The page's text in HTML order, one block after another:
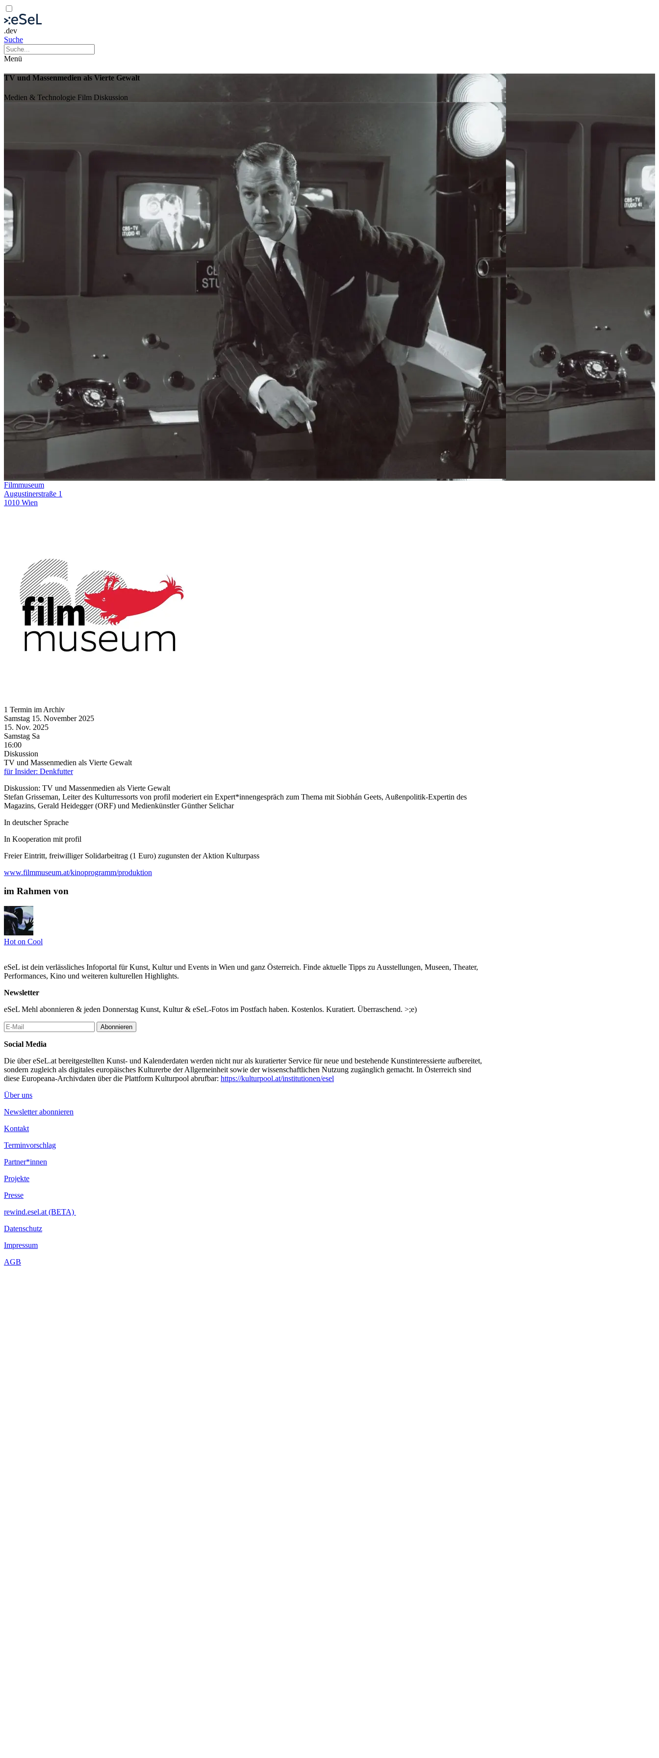
.dev
Suche
Menü
TV und Massenmedien als Vierte Gewalt
Medien & Technologie Film Diskussion
Filmmuseum
Augustinerstraße 1
1010 Wien
1 Termin im Archiv
Samstag 15. November 2025
15. Nov. 2025
Samstag Sa
16:00
Diskussion
TV und Massenmedien als Vierte Gewalt
für Insider: Denkfutter
Diskussion: TV und Massenmedien als Vierte Gewalt
Stefan Grisseman, Leiter des Kulturressorts von profil moderiert ein Expert*innengespräch zum Thema mit Siobhán Geets, Außenpolitik-Expertin des
Magazins, Gerald Heidegger (ORF) und Medienkünstler Günther Selichar
In deutscher Sprache
In Kooperation mit profil
Freier Eintritt, freiwilliger Solidarbeitrag (1 Euro) zugunsten der Aktion Kulturpass
www.filmmuseum.at/kinoprogramm/produktion
im Rahmen von
Hot on Cool
eSeL ist dein verlässliches Infoportal für Kunst, Kultur und Events in Wien und ganz Österreich. Finde aktuelle Tipps zu Ausstellungen, Museen, Theater,
Performances, Kino und weiteren kulturellen Highlights.
Newsletter
eSeL Mehl abonnieren & jeden Donnerstag Kunst, Kultur & eSeL-Fotos im Postfach haben. Kostenlos. Kuratiert. Überraschend. >;e)
Abonnieren
Social Media
Die über eSeL.at bereitgestellten Kunst- und Kalenderdaten werden nicht nur als kuratierter Service für neue und bestehende Kunstinteressierte aufbereitet,
sondern zugleich als digitales europäisches Kulturerbe der Allgemeinheit sowie der wissenschaftlichen Nutzung zugänglich gemacht. In Österreich sind
diese Europeana-Archivdaten über die Plattform Kulturpool abrufbar: https://kulturpool.at/institutionen/esel
Über uns
Newsletter abonnieren
Kontakt
Terminvorschlag
Partner*innen
Projekte
Presse
rewind.esel.at (BETA)
Datenschutz
Impressum
AGB